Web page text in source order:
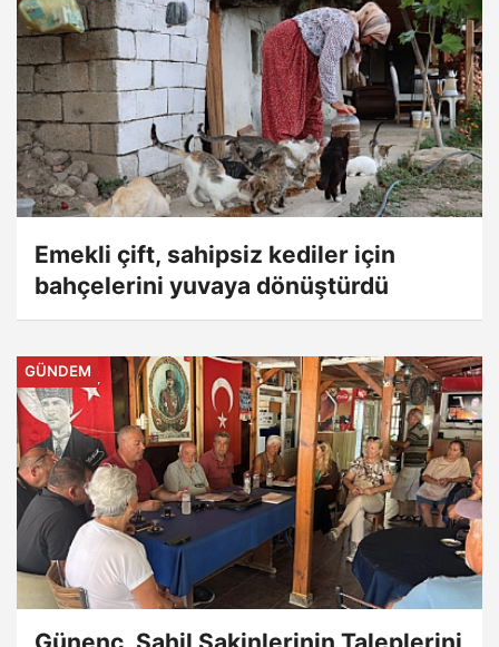
Emekli çift, sahipsiz kediler için
bahçelerini yuvaya dönüştürdü
GÜNDEM
Günenç, Sahil Sakinlerinin Taleplerini